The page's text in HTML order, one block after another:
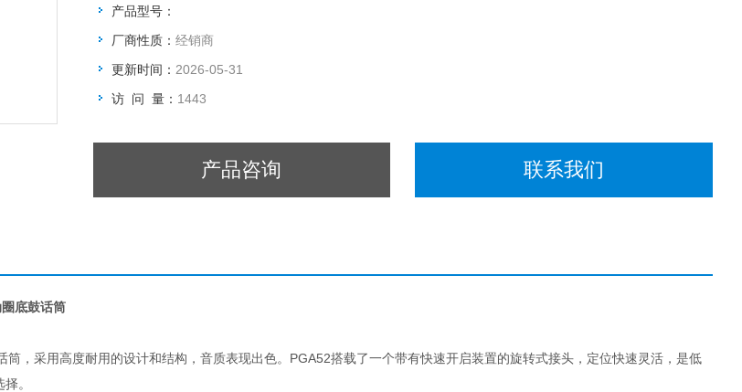
产品型号：
厂商性质： 经销商
更新时间： 2026-05-31
访 问 量： 1443
产品咨询 联系我们
底鼓话筒
筒，采用高度耐用的设计和结构，音质表现出色。PGA52搭载了一个带有快速开启装置的旋转式接头，定位快速灵活，是低
。